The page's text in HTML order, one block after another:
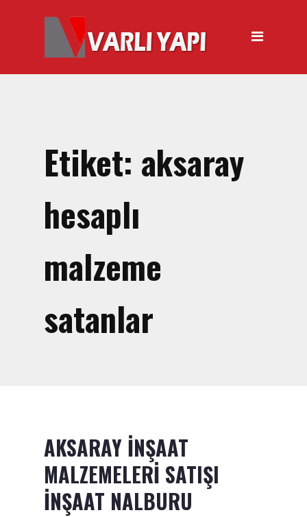
ANASAYFA
HAKKIMIZDA
Tabancası
El Arabası Satışı – Toptan,
Perakende Satış
İnşaat Küreği
Saten Rulo
Kazma Satışı – Toptan,
Perakende Satış Firması
Bıçak Mastar Satışı
Betokontak Astar
Etiket: aksaray
hesaplı
malzeme
satanlar
AKSARAY İNŞAAT
MALZEMELERİ SATIŞI
İNŞAAT NALBURU